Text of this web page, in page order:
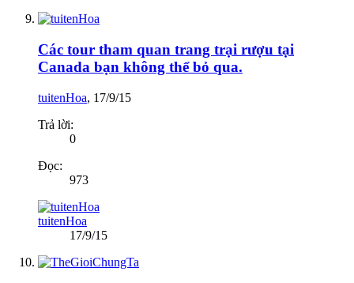
Các tour tham quan trang trại rượu tại
Canada bạn không thể bỏ qua.
tuitenHoa, 17/9/15
Trả lời:
0
Đọc:
973
tuitenHoa
17/9/15